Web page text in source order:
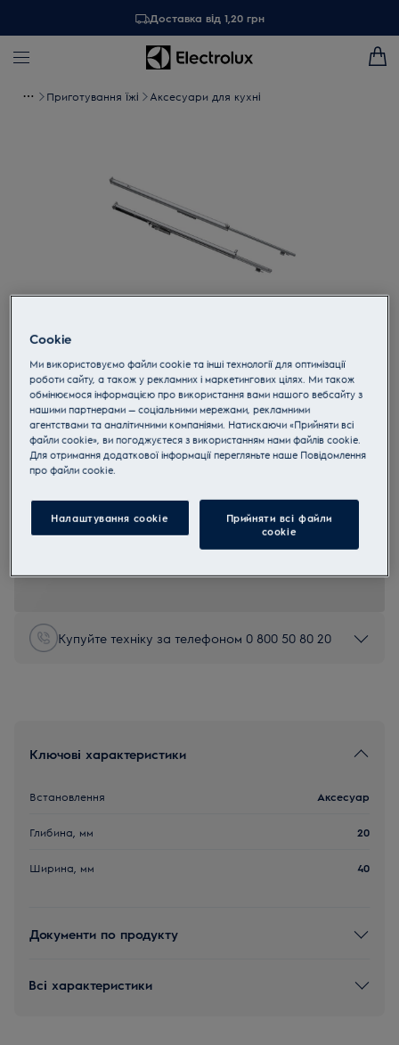
Доставка від 1,20 грн
Приготування їжі Аксесуари для кухні
E4OHTR11
Телескопічні направляючі
Переваги
Телескопічна рейка дає змогу легко й безпечно перевіряти
готовність страви.
Надійний фіксатор запобігає вислизанню дека.
Купуйте техніку за телефоном 0 800 50 80 20
Ключові характеристики
Встановлення Аксесуар
Глибина, мм 20
Ширина, мм 40
Документи по продукту
Всі характеристики
Cookie
Ми використовуємо файли cookie та інші технології для оптимізації
роботи сайту, а також у рекламних і маркетингових цілях. Ми також
обмінюємося інформацією про використання вами нашого вебсайту з
нашими партнерами — соціальними мережами, рекламними
агентствами та аналітичними компаніями. Натискаючи «Прийняти всі
файли cookie», ви погоджуєтеся з використанням нами файлів cookie.
Для отримання додаткової інформації перегляньте наше Пoвідомлення
прo файли cookie.
Налаштування cookie
Прийняти всі файли
сookie